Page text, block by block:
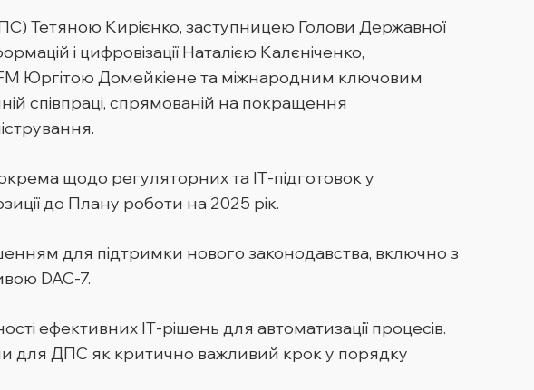
Тетяною Кирієнко, заступницею Голови Державної
і цифровізації Наталією Калєніченко,
Юргітою Домейкіене та міжнародним ключовим
співпраці, спрямованій на покращення
щодо регуляторних та ІТ-підготовок у
до Плану роботи на 2025 рік.
для підтримки нового законодавства, включно з
DAC-7.
ефективних ІТ-рішень для автоматизації процесів.
для ДПС як критично важливий крок у порядку